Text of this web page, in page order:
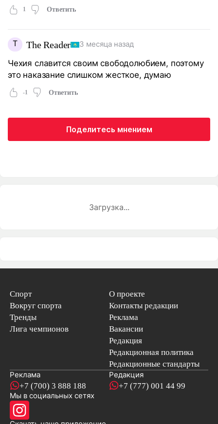
1 Ответить
T The Reader 3 месяца назад
Чехия славится своим свободолюбием, поэтому
это наказание слишком жесткое, думаю
-1 Ответить
Поделитесь мнением
Загрузка...
Спорт
Вокруг спорта
Тренды
Лига чемпионов
О проекте
Контакты редакции
Реклама
Вакансии
Редакция
Редакционная политика
Редакционные стандарты
Реклама
+7 (700) 3 888 188
Редакция
+7 (777) 001 44 99
Мы в социальных сетях